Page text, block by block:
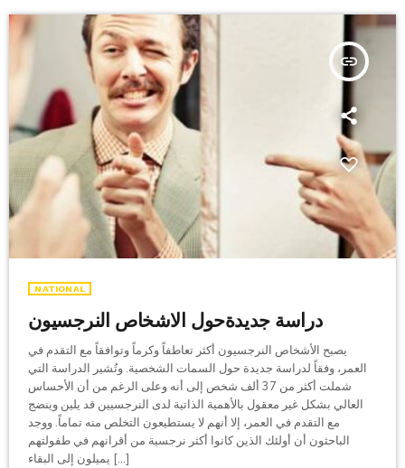
insert_link
NATIONAL
دراسة جديدةحول الاشخاص النرجسيون
يصبح الأشخاص النرجسيون أكثر تعاطفاً وكرماً وتوافقاً مع التقدم في
العمر، وفقاً لدراسة جديدة حول السمات الشخصية. وتُشير الدراسة التي
شملت أكثر من 37 ألف شخص إلى أنه وعلى الرغم من أن الأحساس
العالي بشكل غير معقول بالأهمية الذاتية لدى النرجسيين قد يلين وينضج
مع التقدم في العمر، إلا أنهم لا يستطيعون التخلص منه تماماً. ووجد
الباحثون أن أولئك الذين كانوا أكثر نرجسية من أقرانهم في طفولتهم
يميلون إلى البقاء […]